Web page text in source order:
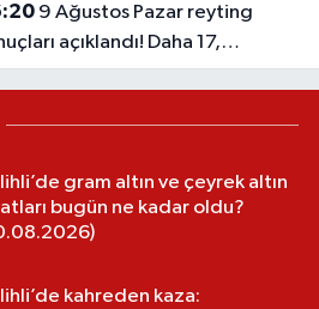
istifa
9 Ağustos Pazar reyting
açıklandı! Daha 17,
Türkiye, Köyden İndim
gram altın ve çeyrek altın
bugün ne kadar oldu?
kahreden kaza: